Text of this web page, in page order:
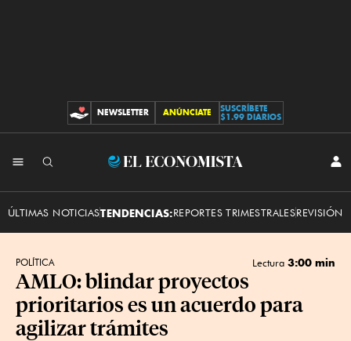
CONTRIBUCIONES
NEWSLETTER ANÚNCIATE
SUSCRÍBETE
$1.99 DIARIOS
El
ÚLTIMAS NOTICIASTENDENCIAS:REPORTES TRIMESTRALESREVISIÓN
POLÍTICA Lectura 3:00 min
AMLO: blindar proyectos
prioritarios es un acuerdo para
agilizar trámites